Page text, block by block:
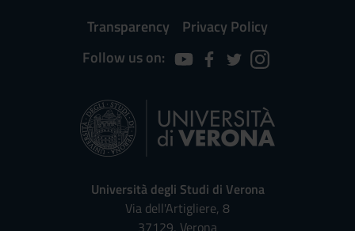
Transparency
Privacy Policy
Follow us on:
Università degli Studi di Verona
Via dell'Artigliere, 8
37129, Verona